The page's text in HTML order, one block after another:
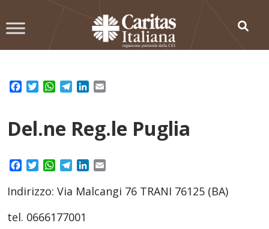
to
Facebook
TwitterWhatsApp
TelegramLinkedIn
Del.ne Reg.le Puglia
Facebook
TwitterWhatsApp
TelegramLinkedIn
Indirizzo: Via Malcangi 76 TRANI 76125 (BA)
tel. 0666177001